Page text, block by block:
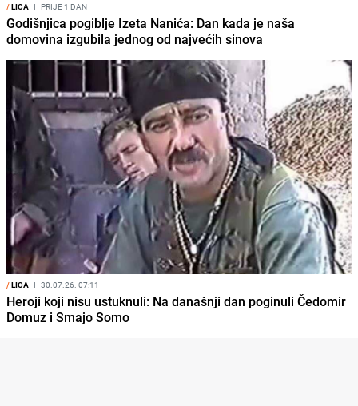
/LICA I PRIJE 1 DAN
Godišnjica pogiblje Izeta Nanića: Dan kada je naša
domovina izgubila jednog od najvećih sinova
/LICA I 30.07.26. 07:11
Heroji koji nisu ustuknuli: Na današnji dan poginuli Čedomir
Domuz i Smajo Somo